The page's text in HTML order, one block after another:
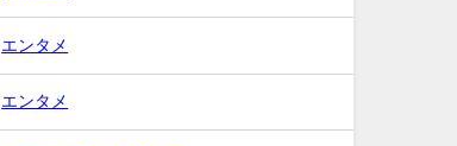
エンタメ
エンタメ